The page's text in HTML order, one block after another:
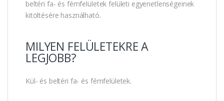
beltéri fa- és fémfelületek felületi egyenetlenségeinek
kitöltésére használható.
MILYEN FELÜLETEKRE A
LEGJOBB?
Kül- és beltéri fa- és fémfelületek.